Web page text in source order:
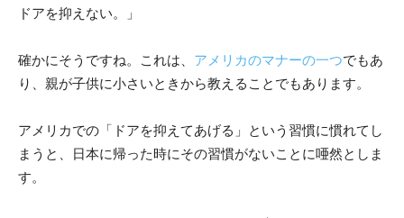
ドアを抑えない。」
確かにそうですね。これは、 アメリカのマナーの一つでもあ
り、親が子供に小さいときから教えることでもあります。
アメリカでの「ドアを抑えてあげる」という習慣に慣れてし
まうと、日本に帰った時にその習慣がないことに唖然としま
す。